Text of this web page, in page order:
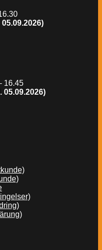
16.45
05.09.2026)